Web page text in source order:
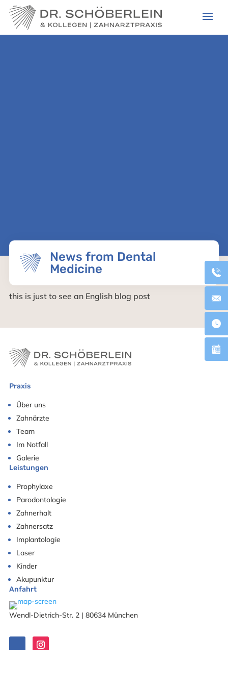
News from Dental
Medicine
this is just to see an English blog post
Praxis
Über uns
Zahnärzte
Team
Im Notfall
Galerie
Leistungen
Prophylaxe
Parodontologie
Zahnerhalt
Zahnersatz
Implantologie
Laser
Kinder
Akupunktur
Anfahrt
Wendl-Dietrich-Str. 2 | 80634 München